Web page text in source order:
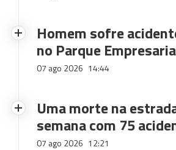
Homem sofre
no Parque
07 ago 2026 14:44
Uma morte na
semana com 75
07 ago 2026 12:21